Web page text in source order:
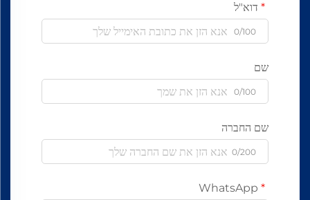
דוא"ל
0/100
שם
0/100
שם החברה
0/200